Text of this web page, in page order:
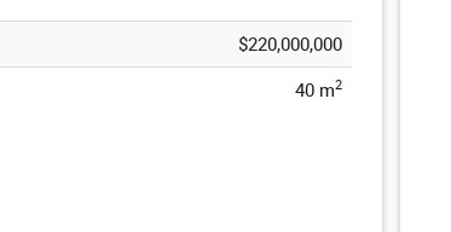
$220,000,000
40 m2